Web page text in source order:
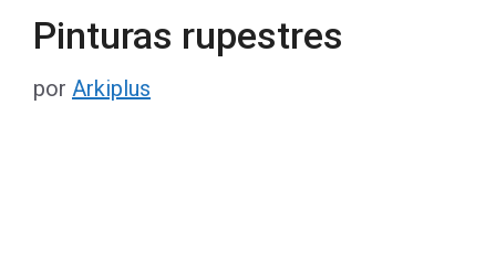
Pinturas rupestres
por Arkiplus